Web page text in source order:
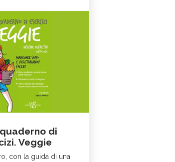
di
Veggie
con la guida di una